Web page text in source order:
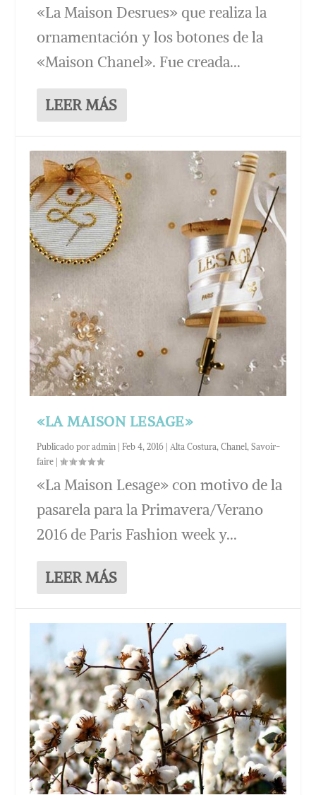
«La Maison Desrues» que realiza la
ornamentación y los botones de la
«Maison Chanel». Fue creada...
LEER MÁS
«LA MAISON LESAGE»
Publicado poradmin |Feb 4, 2016 |Alta Costura,Chanel,Savoir-
faire |
«La Maison Lesage» con motivo de la
pasarela para la Primavera/Verano
2016 de Paris Fashion week y...
LEER MÁS